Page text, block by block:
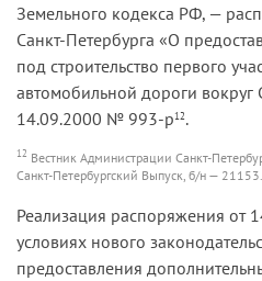
Земельного кодекса РФ, —
Санкт-Петербурга «О
под строительство первого
автомобильной дороги вокруг
14.09.2000 № 993-р12.
12 Вестник Администрации Санкт-
Санкт-Петербургский Выпуск, б/н — 21153.
Реализация распоряжения от
условиях нового
предоставления